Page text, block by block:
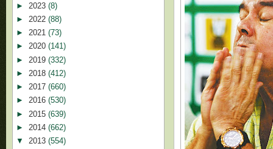
► 2023 (8)
► 2022 (88)
► 2021 (73)
► 2020 (141)
► 2019 (332)
► 2018 (412)
► 2017 (660)
► 2016 (530)
► 2015 (639)
► 2014 (662)
▼ 2013 (554)